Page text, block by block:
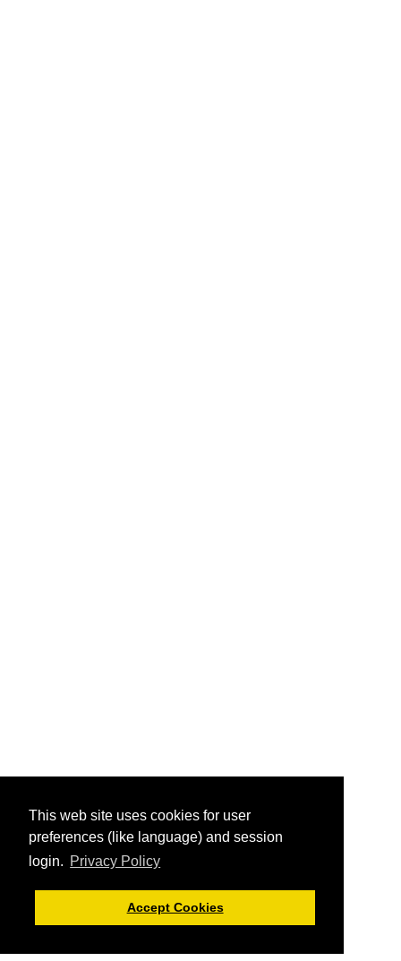
This web site uses cookies for user
preferences (like language) and session
login. Privacy Policy
Accept Cookies